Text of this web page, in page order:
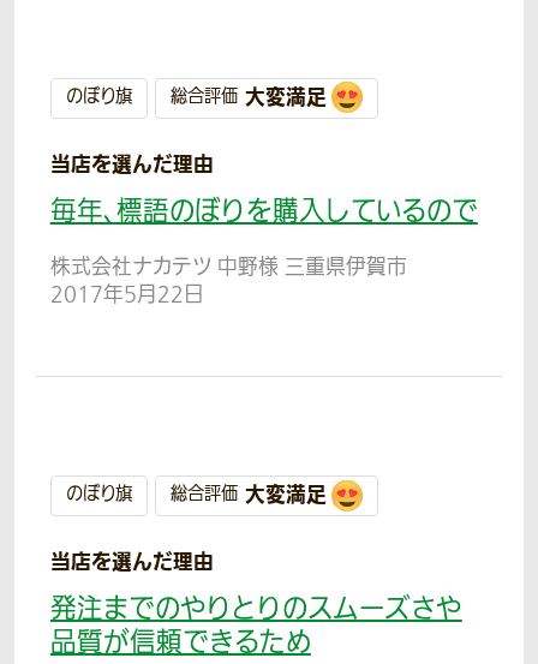
のぼり旗 総合評価 大変満足
当店を選んだ理由
毎年、標語のぼりを購入しているので
株式会社ナカテツ 中野様 三重県伊賀市
2017年5月22日
のぼり旗 総合評価 大変満足
当店を選んだ理由
発注までのやりとりのスムーズさや
品質が信頼できるため